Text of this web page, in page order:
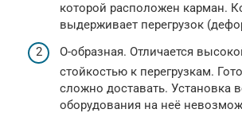
которой расположен карман.
выдерживает перегрузок
О-образная. Отличается
стойкостью к перегрузкам.
сложно доставать. Установка
оборудования на неё